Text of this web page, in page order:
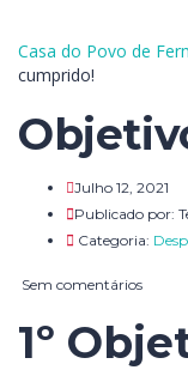
Casa do Povo de
cumprido!
Julho 12, 2021
Publicado por:
Categoria:
Sem comentários
1º